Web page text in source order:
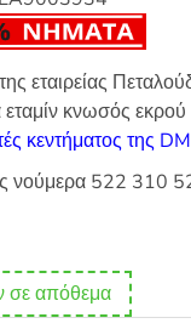
εταιρείας
εταμίν κνωσός
κεντήματος της
νούμερα 522 310
σε απόθεμα